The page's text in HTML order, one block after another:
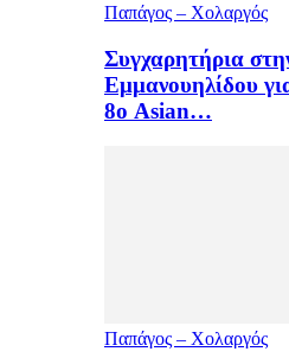
Παπάγος – Χολαργός
Συγχαρητήρια
Εμμανουηλίδου
8ο Asian…
Παπάγος – Χολαργός